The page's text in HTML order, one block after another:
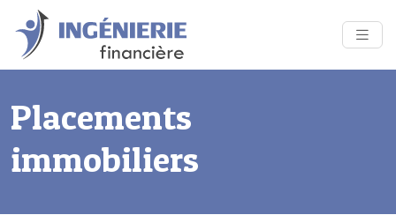
Placements
immobiliers